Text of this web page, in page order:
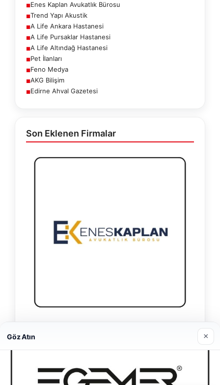
■Enes Kaplan Avukatlık Bürosu
■Trend Yapı Akustik
■A Life Ankara Hastanesi
■A Life Pursaklar Hastanesi
■A Life Altındağ Hastanesi
■Pet İlanları
■Feno Medya
■AKG Bilişim
■Edirne Ahval Gazetesi
Son Eklenen Firmalar
28/04/2026
Göz Atın ×